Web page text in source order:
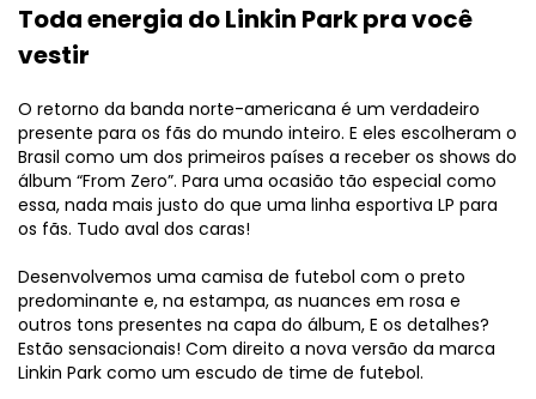
Toda energia do Linkin Park pra você
vestir
O retorno da banda norte-americana é um verdadeiro
presente para os fãs do mundo inteiro. E eles escolheram o
Brasil como um dos primeiros países a receber os shows do
álbum “From Zero”. Para uma ocasião tão especial como
essa, nada mais justo do que uma linha esportiva LP para
os fãs. Tudo aval dos caras!
Desenvolvemos uma camisa de futebol com o preto
predominante e, na estampa, as nuances em rosa e
outros tons presentes na capa do álbum, E os detalhes?
Estão sensacionais! Com direito a nova versão da marca
Linkin Park como um escudo de time de futebol.